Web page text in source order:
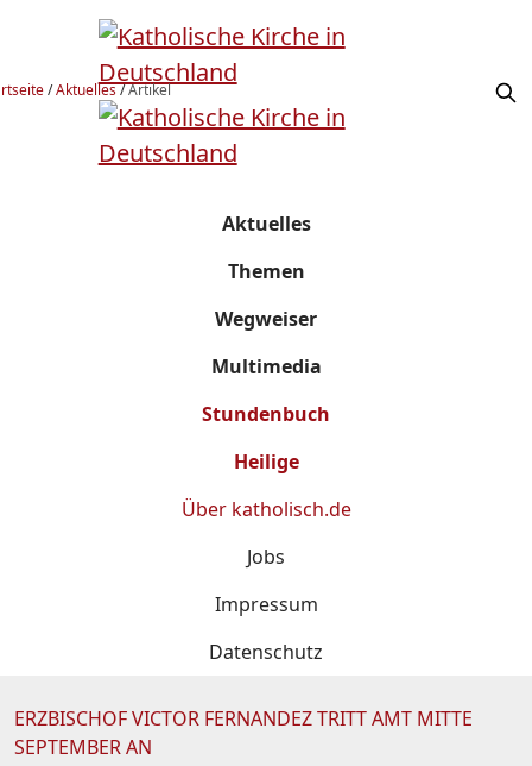
/Aktuelles/Artikel
Aktuelles
Themen
Wegweiser
Multimedia
Stundenbuch
Heilige
Über katholisch.de
Jobs
Impressum
Datenschutz
ERZBISCHOF VICTOR FERNANDEZ TRITT AMT MITTE
SEPTEMBER AN